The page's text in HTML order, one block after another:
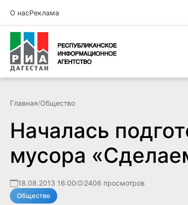
О насРеклама
Главная/Общество
Началась
мусора
18.08.2013 16:00 2406 просмотров
Общество